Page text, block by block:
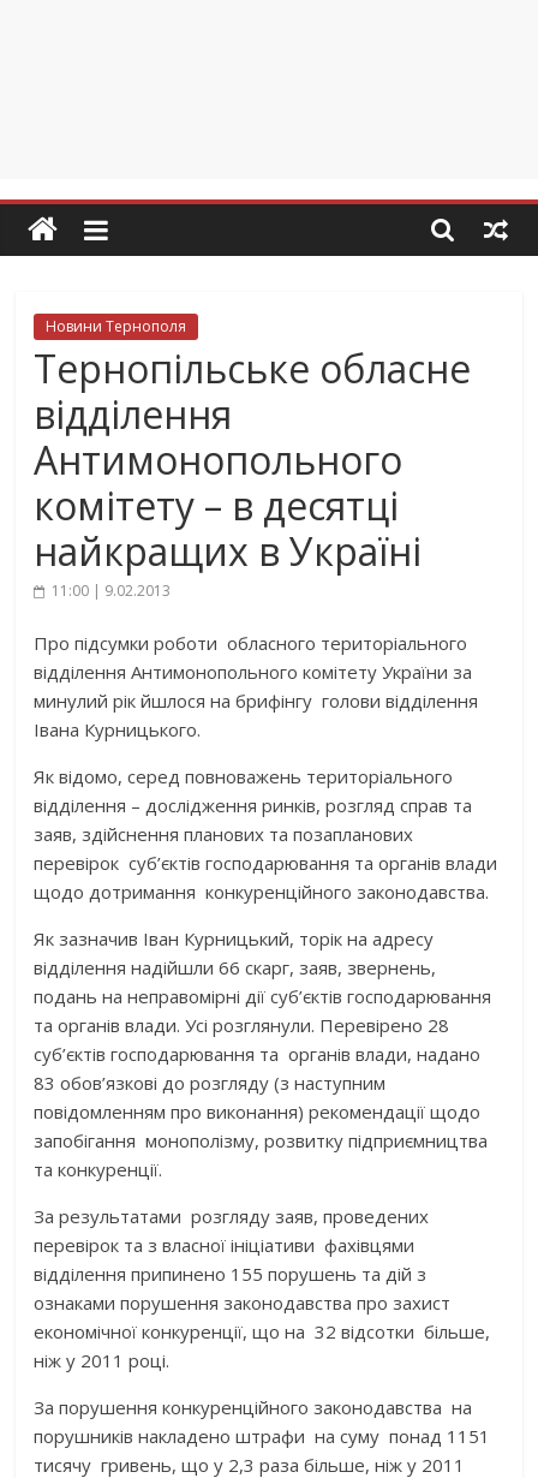
Новини Тернополя
Тернопільське обласне
відділення
Антимонопольного
комітету – в десятці
найкращих в Україні
11:00 | 9.02.2013
Про підсумки роботи обласного територіального
відділення Антимонопольного комітету України за
минулий рік йшлося на брифінгу голови відділення
Івана Курницького.
Як відомо, серед повноважень територіального
відділення – дослідження ринків, розгляд справ та
заяв, здійснення планових та позапланових
перевірок суб’єктів господарювання та органів влади
щодо дотримання конкуренційного законодавства.
Як зазначив Іван Курницький, торік на адресу
відділення надійшли 66 скарг, заяв, звернень,
подань на неправомірні дії суб’єктів господарювання
та органів влади. Усі розглянули. Перевірено 28
суб’єктів господарювання та органів влади, надано
83 обов’язкові до розгляду (з наступним
повідомленням про виконання) рекомендації щодо
запобігання монополізму, розвитку підприємництва
та конкуренції.
За результатами розгляду заяв, проведених
перевірок та з власної ініціативи фахівцями
відділення припинено 155 порушень та дій з
ознаками порушення законодавства про захист
економічної конкуренції, що на 32 відсотки більше,
ніж у 2011 році.
За порушення конкуренційного законодавства на
порушників накладено штрафи на суму понад 1151
тисячу гривень, що у 2,3 раза більше, ніж у 2011